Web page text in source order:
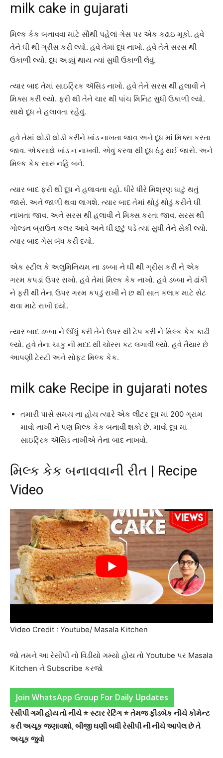
milk cake in gujarati
મિલ્ક કેક બનાવવા માટે સૌથી પહેલાં ગેસ પર એક કઢાઇ મૂકો. હવે
તેને ઘી થી ગ્રીસ કરી લ્યો. હવે તેમાં દૂધ નાખો. હવે તેને સરસ થી
ઉકાળી લ્યો. દૂધ અડધું થાય ત્યાં સુધી ઉકાળી લેવું.
ત્યાર બાદ તેમાં સાઇટ્રિક ઍસિડ નાખો. હવે તેને સરસ થી હલાવી ને
મિક્સ કરી લ્યો. ફરી થી તેને ચાર થી પાંચ મિનિટ સુધી ઉકાળી લ્યો.
સાથે દૂધ ને હલાવતા રહેવું.
હવે તેમાં થોડી થોડી કરીને ખાંડ નાખતા જાવ અને દૂધ માં મિક્સ કરતા
જાવ. એકસાથે ખાંડ ન નાખવી. એવું કરવા થી દૂધ ઠંડું થઈ જાસે. અને
મિલ્ક કેક સારું નહિ બને.
ત્યાર બાદ ફરી થી દૂધ ને હલાવતા રહો. ધીરે ધીરે મિશ્રણ ઘાટું થતું
જાસે. અને જાળી થવા લાગશે. ત્યાર બાદ તેમાં થોડું થોડું કરીને ઘી
નાખતા જાવ. અને સરસ થી હલાવી ને મિક્સ કરતા જાવ. સરસ થી
ગોલ્ડન બ્રાઉન કલર આવે અને ઘી છૂટું પડે ત્યાં સુધી તેને સેકી લ્યો.
ત્યાર બાદ ગેસ બંધ કરી દયો.
એક સ્ટીલ કે અલુમિનિયમ ના ડબ્બા ને ઘી થી ગ્રીસ કરી ને એક
ગરમ કપડાં ઉપર રાખો. હવે તેમાં મિલ્ક કેક નાખો. હવે ડબ્બા ને ઢાંકી
ને ફરી થી તેના ઉપર ગરમ કપડું રાખી ને છ થી સાત કલાક માટે સેટ
થવા માટે રાખી દયો.
ત્યાર બાદ ડબ્બા ને ઊંધું કરી તેને ઉપર થી ટેપ કરી ને મિલ્ક કેક કાઢી
લ્યો. હવે તેના ચાકુ ની મદદ થી ચોરસ કટ લગાવી લ્યો. હવે તૈયાર છે
આપણી ટેસ્ટી અને સોફ્ટ મિલ્ક કેક.
milk cake Recipe in gujarati notes
તમારી પાસે સમય ના હોય ત્યારે એક લીટર દૂધ માં 200 ગ્રામ
માવો નાખી ને પણ મિલ્ક કેક બનાવી શકો છે. માવો દૂધ માં
સાઇટ્રિક ઍસિડ નાખીએ તેના બાદ નાખવો.
મિલ્ક કેક બનાવવાની રીત | Recipe
Video
Video Credit : Youtube/ Masala Kitchen
જો તમને આ રેસીપી નો વિડીયો ગમ્યો હોય તો Youtube પર Masala
Kitchen ને Subscribe કરજો
Join WhatsApp Group For Daily Updates
રેસીપી ગમી હોય તો નીચે ⭐ સ્ટાર રેટિંગ ⭐ તેમજ ફીડબેક નીચે કોમેન્ટ
કરી અચૂક જણાવશો, બીજી ઘણી બધી રેસીપી ની નીચે આપેલ છે તે
અચૂક જુવો